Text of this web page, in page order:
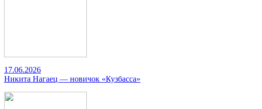
17.06.2026
Никита Нагаец — новичок «Кузбасса»